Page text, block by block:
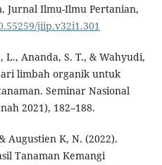
Jurnal Ilmu-Ilmu Pertanian,
jiip.v32i1.301
Ananda, S. T., & Wahyudi,
limbah organik untuk
Seminar Nasional
2021), 182–188.
K, N. (2022).
Tanaman Kemangi